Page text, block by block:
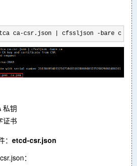
ca-csr.json | cfssljson -bare ca
私钥
证书
etcd-csr.json
：